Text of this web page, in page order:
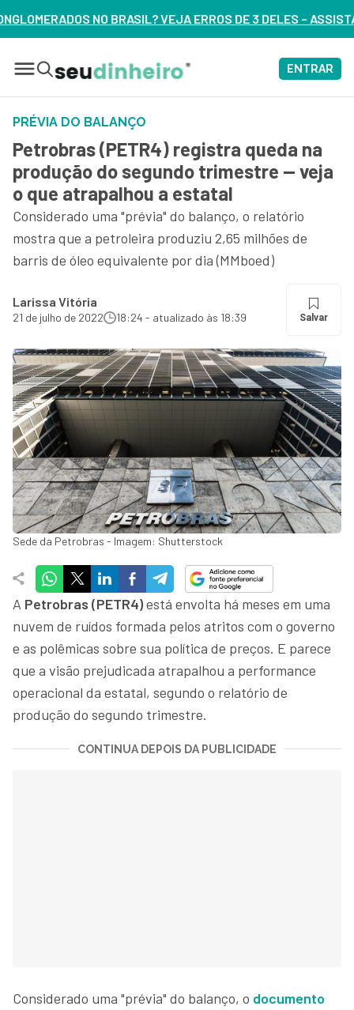
ERROS DE 3 DELES – ASSISTA AGORA
ENTRAR
PRÉVIA DO BALANÇO
Petrobras (PETR4) registra queda na
produção do segundo trimestre — veja
o que atrapalhou a estatal
Considerado uma "prévia" do balanço, o relatório
mostra que a petroleira produziu 2,65 milhões de
barris de óleo equivalente por dia (MMboed)
Larissa Vitória
21 de julho de 2022 18:24 - atualizado às 18:39 Salvar
Sede da Petrobras - Imagem: Shutterstock
A Petrobras (PETR4)está envolta há meses em uma
nuvem de ruídos formada pelos atritos com o governo
e as polêmicas sobre sua política de preços. E parece
que a visão prejudicada atrapalhou a performance
operacional da estatal, segundo o relatório de
produção do segundo trimestre.
CONTINUA DEPOIS DA PUBLICIDADE
Considerado uma "prévia" do balanço, o documento